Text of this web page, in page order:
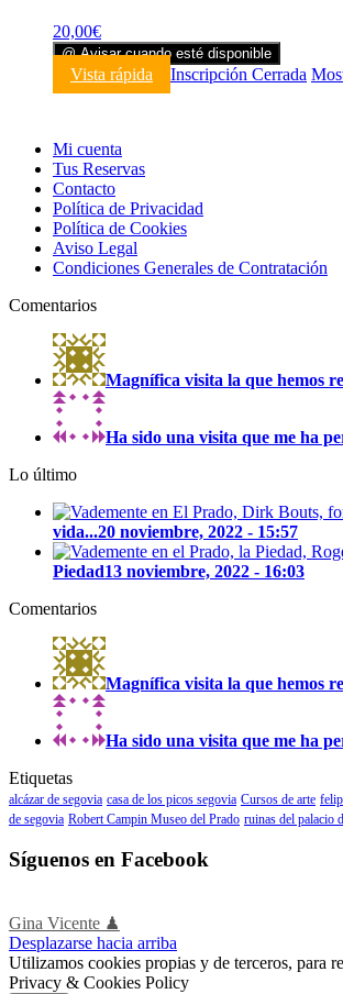
20,00€
@ Avisar cuando esté disponible
Vista rápida Inscripción Cerrada
Mi cuenta
Tus Reservas
Contacto
Política de Privacidad
Política de Cookies
Aviso Legal
Condiciones Generales de Contratación
Comentarios
Magnífica visita la que hemos
Ha sido una visita que me ha
Lo último
vida...20 noviembre, 2022 - 15:57
Piedad13 noviembre, 2022 - 16:03
Comentarios
Magnífica visita la que hemos
Ha sido una visita que me ha
Etiquetas
alcázar de segovia casa de los picos segovia Cursos de arte
de segovia Robert Campin Museo del Prado ruinas del palacio
Síguenos en Facebook
Gina Vicente ♟
Desplazarse hacia arriba
Utilizamos cookies propias y de terceros, para
Privacy & Cookies Policy